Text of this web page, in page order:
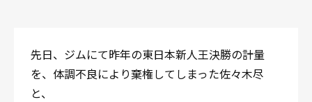
八王子中屋ボクシングジム
〒192-0072 東京都八王子市南町3-8 第2原嶋ビル1F
先日、ジムにて昨年の東日本新人王決勝の計量
を、体調不良により棄権してしまった佐々木尽
と、